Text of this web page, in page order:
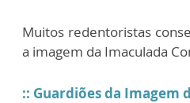
Muitos redentoristas
a imagem da Imaculada
:: Guardiões da Imagem